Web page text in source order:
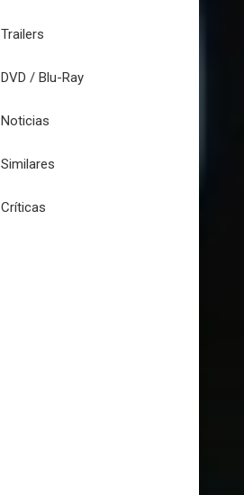
Trailers
DVD / Blu-Ray
Noticias
Similares
Críticas